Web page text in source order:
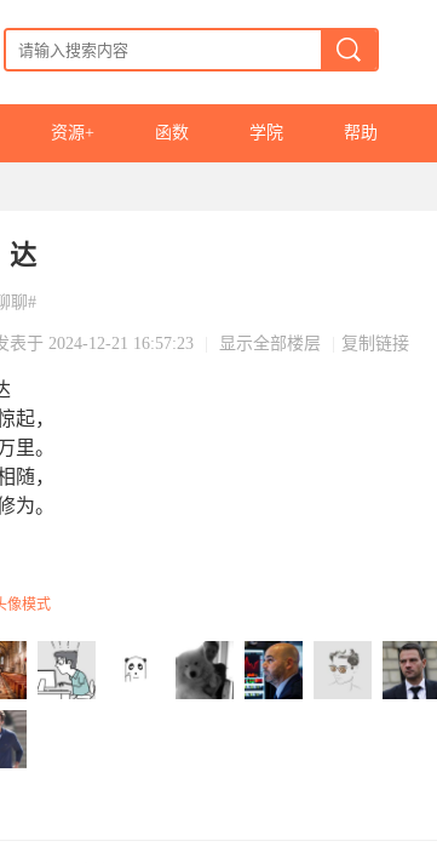
资源+ 函数 学院 帮助
达
聊#
表于 2024-12-21 16:57:23 显示全部楼层 复制链接
起，
里。
随，
为。
像模式